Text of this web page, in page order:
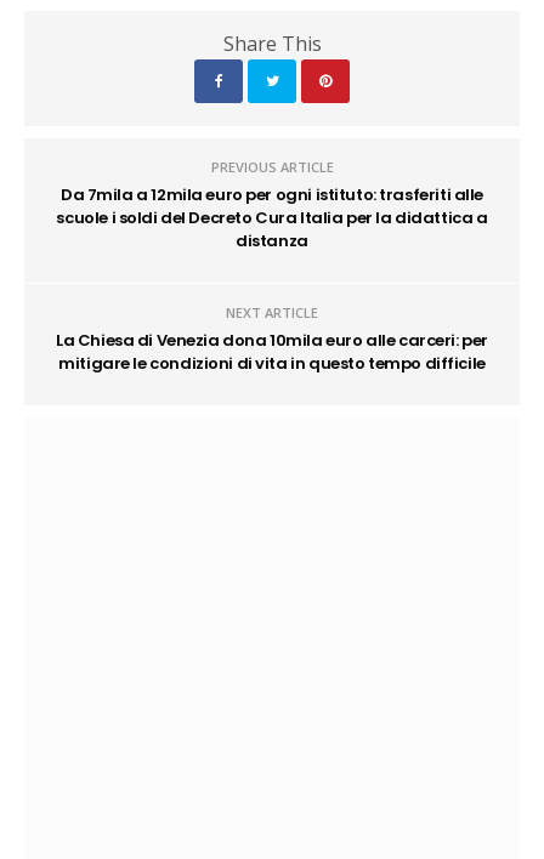
Share This
PREVIOUS ARTICLE
Da 7mila a 12mila euro per ogni istituto: trasferiti alle
scuole i soldi del Decreto Cura Italia per la didattica a
distanza
NEXT ARTICLE
La Chiesa di Venezia dona 10mila euro alle carceri: per
mitigare le condizioni di vita in questo tempo difficile